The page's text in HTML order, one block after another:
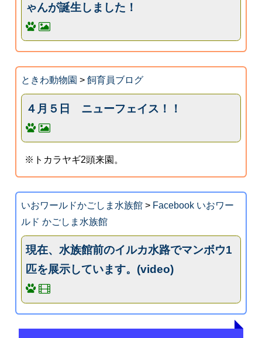
ゃんが誕生しました！
ときわ動物園 > 飼育員ブログ
４月５日 ニューフェイス！！
※トカラヤギ2頭来園。
いおワールドかごしま水族館> Facebook いおワー
ルド かごしま水族館
現在、水族館前のイルカ水路でマンボウ1
匹を展示しています。(video)